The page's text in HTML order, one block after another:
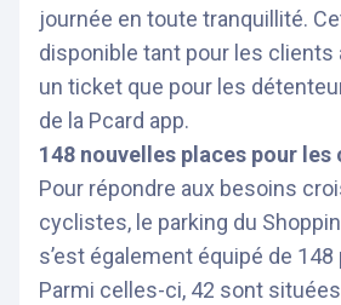
journée en toute tranquillité.
disponible tant pour les clients
un ticket que pour les
de la Pcard app.
148 nouvelles places pour
Pour répondre aux besoins
cyclistes, le parking du
s’est également équipé de
Parmi celles-ci, 42 sont